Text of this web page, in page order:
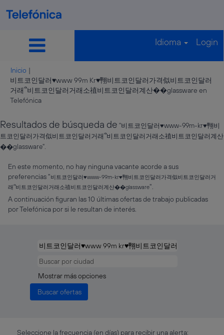
Idioma Login
Inicio |
비트코인달러♥www 99m Kr♥翈비트코인달러가격似비트코인달러
거래՞비트코인달러거래소禃비트코인달러계산��glassware en
Telefónica(página
Resultados de búsqueda de "비트코인달러♥www-99m-kr♥翈비
트코인달러가격似비트코인달러거래՞비트코인달러거래소禃비트코인달러계산
��glassware".
En este momento, no hay ninguna vacante acorde a sus
preferencias "비트코인달러♥www-99m-kr♥翈비트코인달러가격似비트코인달러거
래՞비트코인달러거래소禃비트코인달러계산��glassware".
A continuación figuran las 10 últimas ofertas de trabajo publicadas
por Telefónica por si le resultan de interés.
Mostrar más opciones
Seleccione la frecuencia (en días) para recibir una alerta: